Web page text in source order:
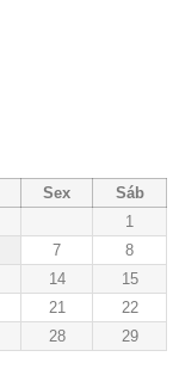
Sex
Sáb
1
7
8
14
15
21
22
28 29